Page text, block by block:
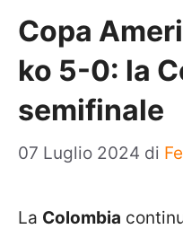
Copa
ko 5-0: la
semifinale
07 Luglio 2024 di
La Colombia